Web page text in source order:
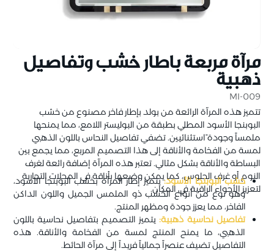
مرآة مربعة باطار خشب وتفاصيل
ذهبية
MI-009
تتميز هذه المرآة الرائعة من بولد بإطار فاخر مصنوع من خشب
البوبنجا الأسود المطلي بطبقة من البوليستر اللامع، مما يمنحها
ملمساً وجودة ًاستثنائيين. تضفي تفاصيل النحاس باللون الذهبي
لمسة من الفخامة والأناقة إلى هذا التصميم المربع، مما يجمع بين
البساطة والأناقة بشكل مثالي. تعتبر هذه المرآة إضافة رائعة لغرف
النوم أو غرف الجلوس، كما يمكن وضعها بأناقة في المحلات التجارية
لتعزيز الأجواء الراقية في المكان.
خشب البوبنجا الأسود:يتميز إطار المرآة بخشب البوبنجا الأسود،
وهو نوع من أنواع الخشب ذو الملمس الجميل واللون الداكن
الفاخر، مما يعزز جودة ومظهر المنتج.
تفاصيل نحاسية ذهبية: يتميز التصميم بتفاصيل نحاسية باللون
الذهبي، ما يمنح المنتج لمسة من الفخامة والأناقة. هذه
التفاصيل تضيف عنصراً جمالياً فريداً إلى مرآة الحائط.